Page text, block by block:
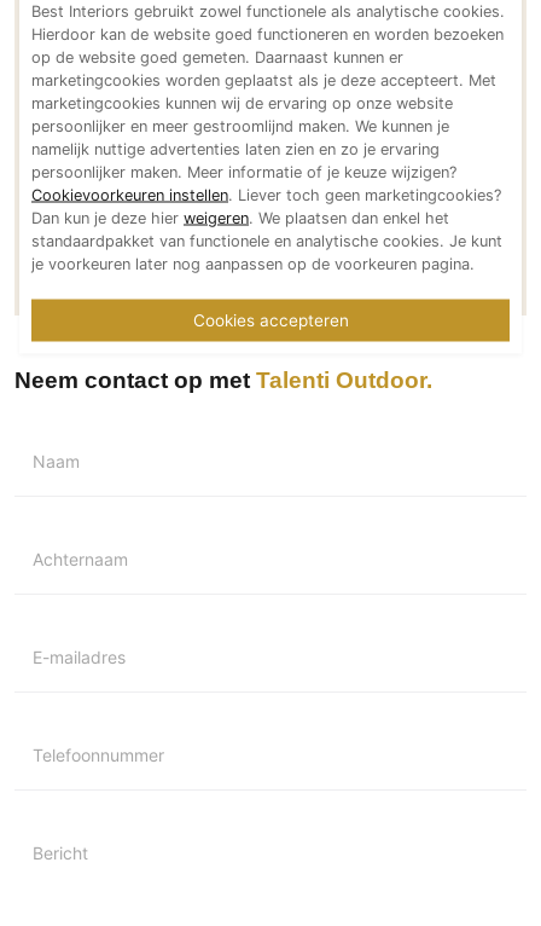
Beton Ciré vloeren
PVC vloeren
Gietvloeren
Houten vloeren
Natuursteen en keramiek vloeren
Vloerkleden
Afwerking
Wandafwerking
Schilderwerk
Mirror TV
info@talenti-outdoor.nl
www.talenti-outdoor.nl
Social media
Meer over Talenti Outdoor
Meer projecten van Talenti Outdoor
Neem contact op met Talenti Outdoor
Naam
Achternaam
E-mailadres
Telefoonnummer
Bericht
Best Interiors gebruikt zowel functionele als analytische cookies.
Hierdoor kan de website goed functioneren en worden bezoeken
op de website goed gemeten. Daarnaast kunnen er
marketingcookies worden geplaatst als je deze accepteert. Met
marketingcookies kunnen wij de ervaring op onze website
persoonlijker en meer gestroomlijnd maken. We kunnen je
namelijk nuttige advertenties laten zien en zo je ervaring
persoonlijker maken. Meer informatie of je keuze wijzigen?
Cookievoorkeuren instellen. Liever toch geen marketingcookies?
Dan kun je deze hier weigeren. We plaatsen dan enkel het
standaardpakket van functionele en analytische cookies. Je kunt
je voorkeuren later nog aanpassen op de voorkeuren pagina.
Cookies accepteren